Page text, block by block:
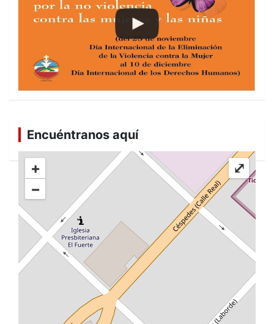
Encuéntranos aquí
+
−
⤢